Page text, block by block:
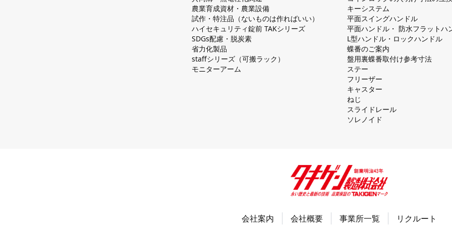
農業育成資材・農業設備
試作・特注品（ないものは作ればいい）
ハイセキュリティ錠前 TAKシリーズ
SDGs配慮・脱炭素
省力化製品
staffシリーズ（可搬ラック）
モニターアーム
キーシステム
平⾯スイングハンドル
平⾯ハンドル・ 防⽔フラットハ
L型ハンドル・ロックハンドル
蝶番のご案内
盤⽤裏蝶番取付け参考⼨法
ステー
フリーザー
キャスター
ねじ
スライドレール
ソレノイド
会社案内 会社概要 事業所一覧 リクルート